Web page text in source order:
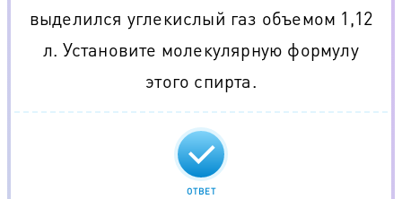
выделился углекислый газ объемом 1,12
л. Установите молекулярную формулу
этого спирта.
ОТВЕТ